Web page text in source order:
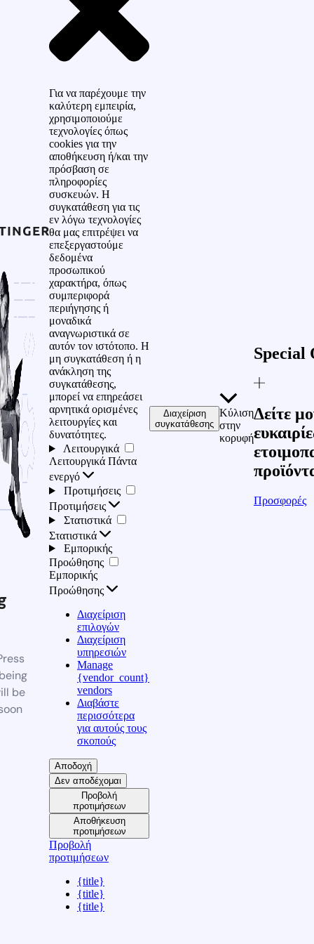
be
Για να παρέχουμε την
καλύτερη εμπειρία,
χρησιμοποιούμε
τεχνολογίες όπως
cookies για την
αποθήκευση ή/και την
πρόσβαση σε
πληροφορίες
συσκευών. Η
συγκατάθεση για τις
εν λόγω τεχνολογίες
θα μας επιτρέψει να
επεξεργαστούμε
δεδομένα
προσωπικού
χαρακτήρα, όπως
συμπεριφορά
περιήγησης ή
μοναδικά
αναγνωριστικά σε
αυτόν τον ιστότοπο. Η
μη συγκατάθεση ή η
ανάκληση της
συγκατάθεσης,
μπορεί να επηρεάσει
αρνητικά ορισμένες
λειτουργίες και
δυνατότητες.
Λειτουργικά
Λειτουργικά Πάντα
ενεργό
Προτιμήσεις
Προτιμήσεις
Στατιστικά
Στατιστικά
Εμπορικής
Προώθησης
Εμπορικής
Προώθησης
Διαχείριση
επιλογών
Διαχείριση
υπηρεσιών
Manage
{vendor_count}
vendors
Διαβάστε
περισσότερα
για αυτούς τους
σκοπούς
Αποδοχή
Δεν αποδέχομαι
Προβολή
προτιμήσεων
Αποθήκευση
προτιμήσεων
Προβολή
προτιμήσεων
{title}
{title}
{title}
Διαχείριση
συγκατάθεσης
Κύλιση
στην
κορυφή
Special
Δείτε
Προσφορές